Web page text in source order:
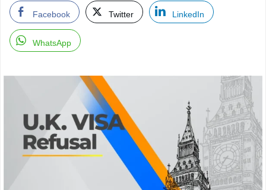
Facebook Twitter
LinkedIn
WhatsApp